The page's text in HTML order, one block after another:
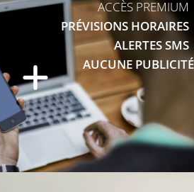
ACCÈS PREMIUM
PRÉVISIONS HORAIRES
ALERTES SMS
AUCUNE PUBLICITÉ